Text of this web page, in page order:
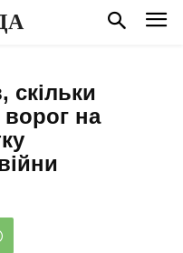
скільки
ворог на